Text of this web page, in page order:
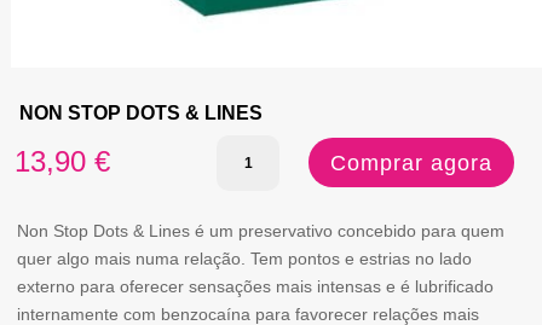
NON STOP DOTS & LINES
13,90 €
Quantidade
NON
STOP
DOTS
Comprar agora
Non Stop Dots & Lines é um preservativo concebido para quem
quer algo mais numa relação. Tem pontos e estrias no lado
externo para oferecer sensações mais intensas e é lubrificado
internamente com benzocaína para favorecer relações mais